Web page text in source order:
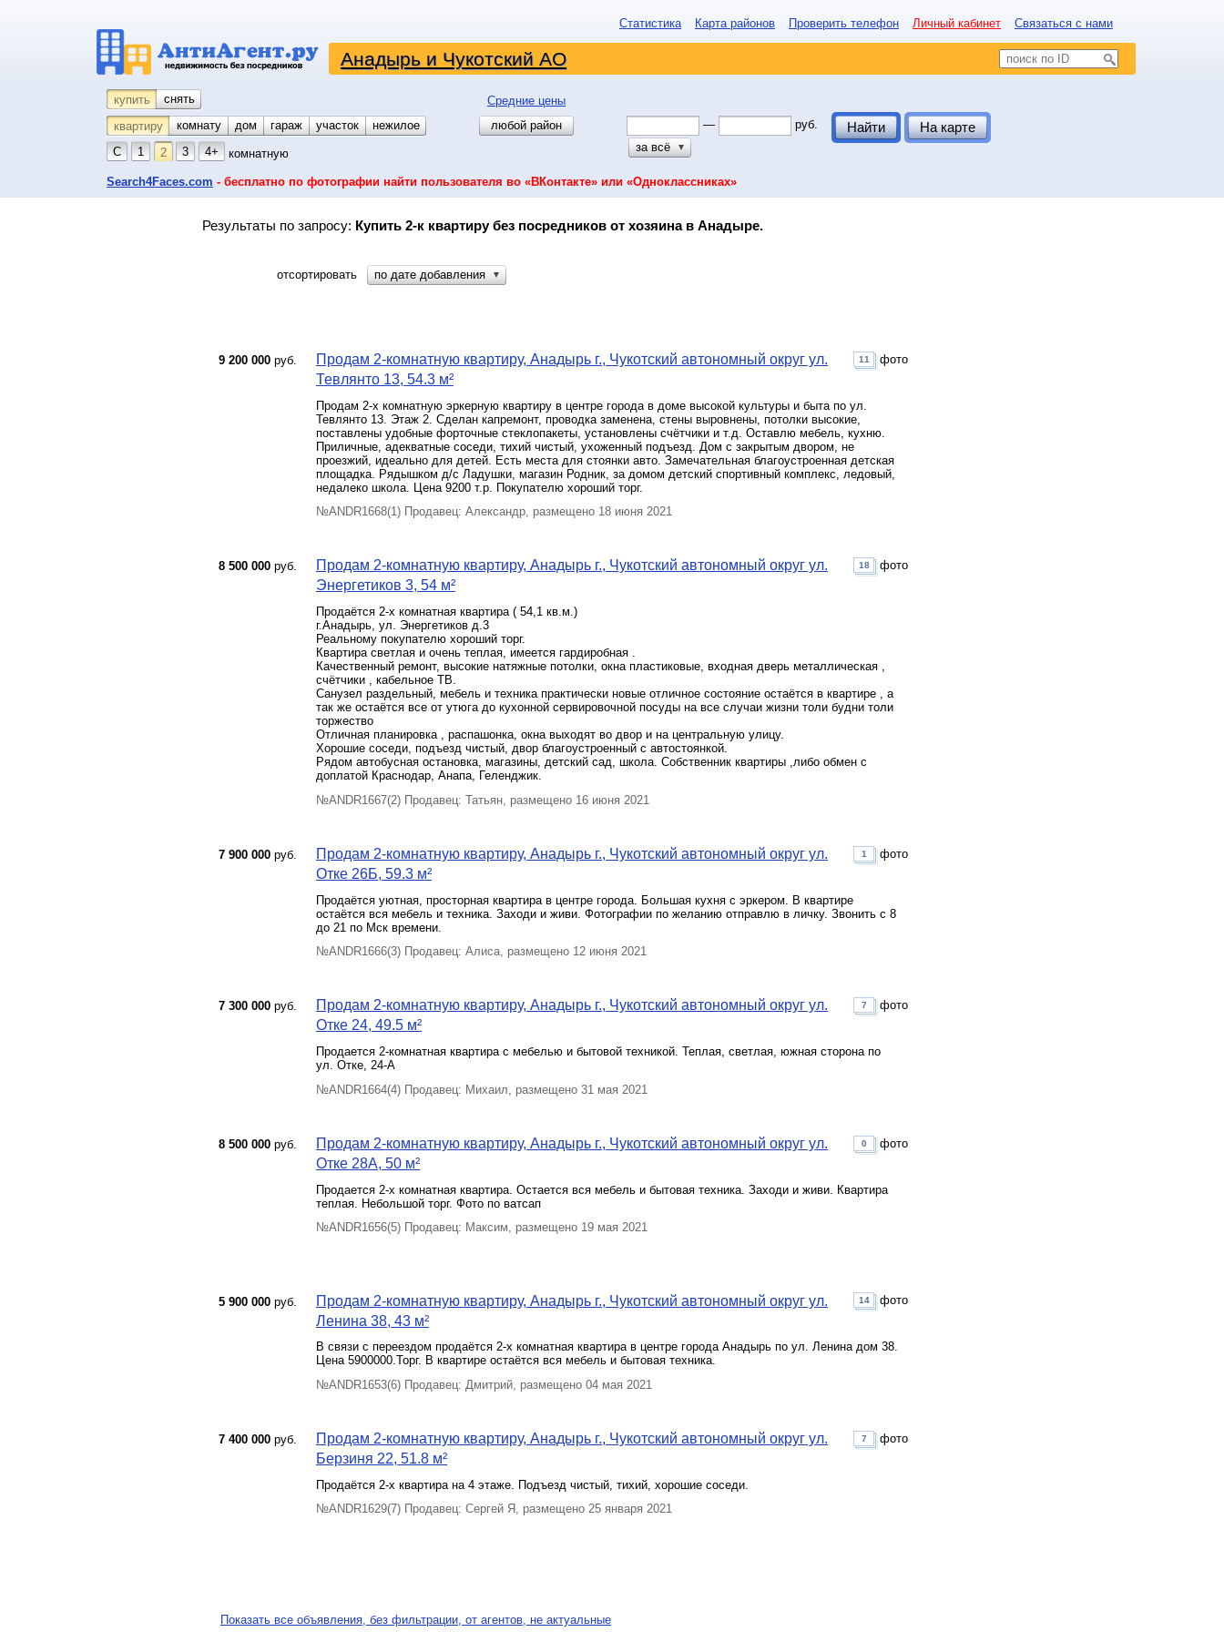
Статистика Карта районов Проверить телефон Личный кабинет Связаться с нами
Анадырь и Чукотский АО
купить снять
Средние цены
квартиру
комнату койко-место
дом гараж участок
нежилое
С
1 2 3 4+ комнатную
любой район —
руб.
за всё
▼
Найти На карте
Search4Faces.com - бесплатно по фотографии найти пользователя во «ВКонтакте» или «Одноклассниках»
Результаты по запросу: Купить 2-к квартиру без посредников от хозяина в Анадыре.
отсортировать по дате добавления ▼
9 200 000 руб.
Продам 2-комнатную квартиру, Анадырь г., Чукотский автономный округ ул.
Тевлянто 13, 54.3 м²
Продам 2-х комнатную эркерную квартиру в центре города в доме высокой культуры и быта по ул.
Тевлянто 13. Этаж 2. Сделан капремонт, проводка заменена, стены выровнены, потолки высокие,
поставлены удобные форточные стеклопакеты, установлены счётчики и т.д. Оставлю мебель, кухню.
Приличные, адекватные соседи, тихий чистый, ухоженный подъезд. Дом с закрытым двором, не
проезжий, идеально для детей. Есть места для стоянки авто. Замечательная благоустроенная детская
площадка. Рядышком д/с Ладушки, магазин Родник, за домом детский спортивный комплекс, ледовый,
недалеко школа. Цена 9200 т.р. Покупателю хороший торг.
11 фото
№ANDR1668(1) Продавец: Александр, размещено 18 июня 2021
8 500 000 руб.
Продам 2-комнатную квартиру, Анадырь г., Чукотский автономный округ ул.
Энергетиков 3, 54 м²
Продаётся 2-х комнатная квартира ( 54,1 кв.м.)
г.Анадырь, ул. Энергетиков д.3
Реальному покупателю хороший торг.
Квартира светлая и очень теплая, имеется гардиробная .
Качественный ремонт, высокие натяжные потолки, окна пластиковые, входная дверь металлическая ,
счётчики , кабельное ТВ.
Санузел раздельный, мебель и техника практически новые отличное состояние остаётся в квартире , а
так же остаётся все от утюга до кухонной сервировочной посуды на все случаи жизни толи будни толи
торжество
Отличная планировка , распашонка, окна выходят во двор и на центральную улицу.
Хорошие соседи, подъезд чистый, двор благоустроенный с автостоянкой.
Рядом автобусная остановка, магазины, детский сад, школа. Собственник квартиры ,либо обмен с
доплатой Краснодар, Анапа, Геленджик.
18 фото
№ANDR1667(2) Продавец: Татьян, размещено 16 июня 2021
7 900 000 руб.
Продам 2-комнатную квартиру, Анадырь г., Чукотский автономный округ ул.
Отке 26Б, 59.3 м²
Продаётся уютная, просторная квартира в центре города. Большая кухня с эркером. В квартире
остаётся вся мебель и техника. Заходи и живи. Фотографии по желанию отправлю в личку. Звонить с 8
до 21 по Мск времени.
1 фото
№ANDR1666(3) Продавец: Алиса, размещено 12 июня 2021
7 300 000 руб.
Продам 2-комнатную квартиру, Анадырь г., Чукотский автономный округ ул.
Отке 24, 49.5 м²
Продается 2-комнатная квартира с мебелью и бытовой техникой. Теплая, светлая, южная сторона по
ул. Отке, 24-А
7 фото
№ANDR1664(4) Продавец: Михаил, размещено 31 мая 2021
8 500 000 руб.
Продам 2-комнатную квартиру, Анадырь г., Чукотский автономный округ ул.
Отке 28А, 50 м²
Продается 2-х комнатная квартира. Остается вся мебель и бытовая техника. Заходи и живи. Квартира
теплая. Небольшой торг. Фото по ватсап
0 фото
№ANDR1656(5) Продавец: Максим, размещено 19 мая 2021
5 900 000 руб.
Продам 2-комнатную квартиру, Анадырь г., Чукотский автономный округ ул.
Ленина 38, 43 м²
В связи с переездом продаётся 2-х комнатная квартира в центре города Анадырь по ул. Ленина дом 38.
Цена 5900000.Торг. В квартире остаётся вся мебель и бытовая техника.
14 фото
№ANDR1653(6) Продавец: Дмитрий, размещено 04 мая 2021
7 400 000 руб.
Продам 2-комнатную квартиру, Анадырь г., Чукотский автономный округ ул.
Берзиня 22, 51.8 м²
Продаётся 2-х квартира на 4 этаже. Подъезд чистый, тихий, хорошие соседи.
7 фото
№ANDR1629(7) Продавец: Сергей Я, размещено 25 января 2021
Показать все объявления, без фильтрации, от агентов, не актуальные